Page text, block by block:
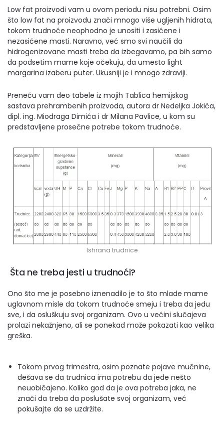
Low fat proizvodi vam u ovom periodu nisu potrebni. Osim
što low fat na proizvodu znači mnogo više ugljenih hidrata,
tokom trudnoće neophodno je unositi i zasićene i
nezasićene masti. Naravno, već smo svi naučili da
hidrogenizovane masti treba da izbegavamo, pa bih samo
da podsetim mame koje očekuju, da umesto light
margarina izaberu puter. Ukusniji je i mnogo zdraviji.
Preneću vam deo tabele iz mojih Tablica hemijskog
sastava prehrambenih proizvoda, autora dr Nedeljka Jokića,
dipl. ing. Miodraga Dimića i dr Milana Pavlice, u kom su
predstavljene prosečne potrebe tokom trudnoće.
Ishrana trudnice
Šta ne treba jesti u trudnoći?
Ono što me je posebno iznenadilo je to što mlade mame
uglavnom misle da tokom trudnoće smeju i treba da jedu
sve, i da osluškuju svoj organizam. Ovo u većini slučajeva
prolazi nekažnjeno, ali se ponekad može pokazati kao velika
greška.
Tokom prvog trimestra, osim poznate pojave mučnine,
dešava se da trudnica ima potrebu da jede nešto
neuobičajeno. Koliko god da je ova potreba jaka, ne
znači da treba da poslušate svoj organizam, već
pokušajte da se uzdržite.